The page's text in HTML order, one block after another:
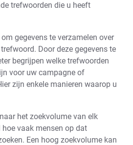
trefwoorden die u heeft
gegevens te verzamelen over
Door deze gegevens te
begrijpen welke trefwoorden
voor uw campagne of
zijn enkele manieren waarop u
het zoekvolume van elk
vaak mensen op dat
Een hoog zoekvolume kan